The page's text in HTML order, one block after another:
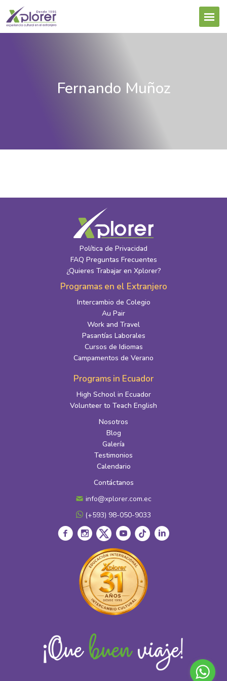
Fernando Muñoz
Política de Privacidad
FAQ Preguntas Frecuentes
¿Quieres Trabajar en Xplorer?
Programas en el Extranjero
Intercambio de Colegio
Au Pair
Work and Travel
Pasantías Laborales
Cursos de Idiomas
Campamentos de Verano
Programs in Ecuador
High School in Ecuador
Volunteer to Teach English
Nosotros
Blog
Galería
Testimonios
Calendario
Contáctanos
info@xplorer.com.ec
(+593) 98-050-9033